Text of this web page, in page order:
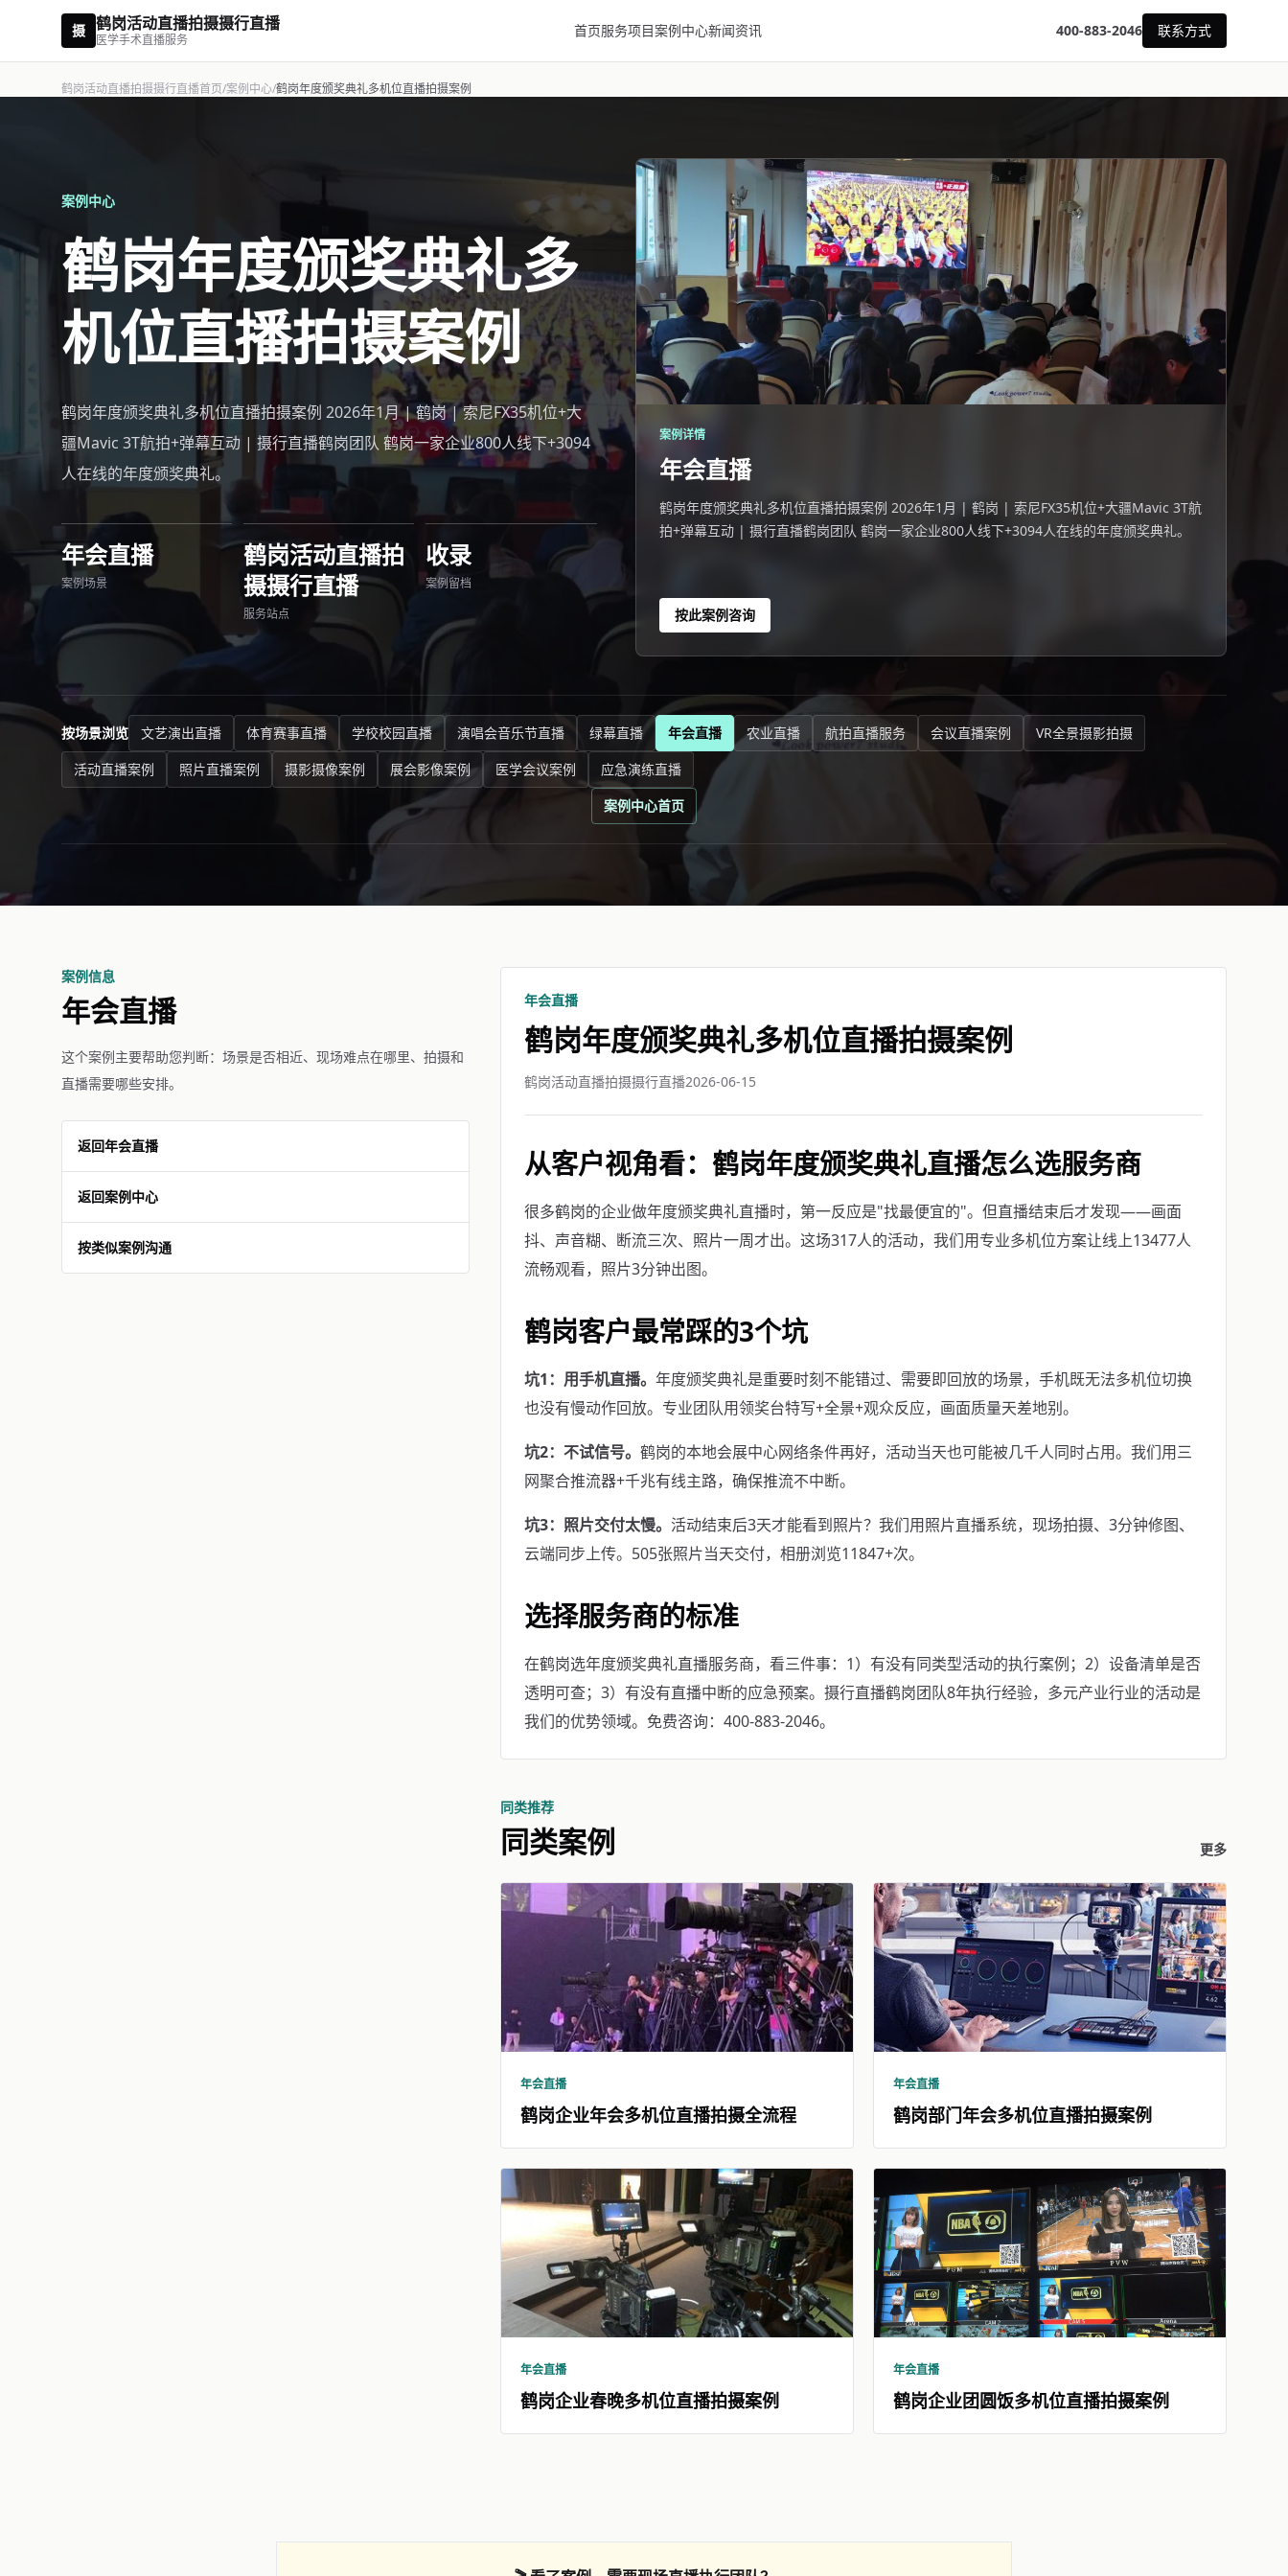
摄 鹤岗活动直播拍摄摄行直播
医学手术直播服务
首页服务项目案例中心新闻资讯 400-883-2046 联系方式
鹤岗活动直播拍摄摄行直播首页/案例中心/鹤岗年度颁奖典礼多机位直播拍摄案例
案例中心
鹤岗年度颁奖典礼多
机位直播拍摄案例
鹤岗年度颁奖典礼多机位直播拍摄案例 2026年1月 | 鹤岗 | 索尼FX35机位+大
疆Mavic 3T航拍+弹幕互动 | 摄行直播鹤岗团队 鹤岗一家企业800人线下+3094
人在线的年度颁奖典礼。
年会直播
案例场景
鹤岗活动直播拍
摄摄行直播
服务站点
收录
案例留档
案例详情
年会直播
鹤岗年度颁奖典礼多机位直播拍摄案例 2026年1月 | 鹤岗 | 索尼FX35机位+大疆Mavic 3T航
拍+弹幕互动 | 摄行直播鹤岗团队 鹤岗一家企业800人线下+3094人在线的年度颁奖典礼。
按此案例咨询
按场景浏览 文艺演出直播 体育赛事直播 学校校园直播 演唱会音乐节直播 绿幕直播 年会直播 农业直播 航拍直播服务 会议直播案例
VR全景摄影拍摄
活动直播案例
照片直播案例 摄影摄像案例 展会影像案例 医学会议案例
应急演练直播
案例中心首页
案例信息
年会直播
这个案例主要帮助您判断：场景是否相近、现场难点在哪里、拍摄和
直播需要哪些安排。
返回年会直播
返回案例中心
按类似案例沟通
年会直播
鹤岗年度颁奖典礼多机位直播拍摄案例
鹤岗活动直播拍摄摄行直播2026-06-15
从客户视角看：鹤岗年度颁奖典礼直播怎么选服务商
很多鹤岗的企业做年度颁奖典礼直播时，第一反应是"找最便宜的"。但直播结束后才发现——画面
抖、声音糊、断流三次、照片一周才出。这场317人的活动，我们用专业多机位方案让线上13477人
流畅观看，照片3分钟出图。
鹤岗客户最常踩的3个坑
坑1：用手机直播。年度颁奖典礼是重要时刻不能错过、需要即回放的场景，手机既无法多机位切换
也没有慢动作回放。专业团队用领奖台特写+全景+观众反应，画面质量天差地别。
坑2：不试信号。鹤岗的本地会展中心网络条件再好，活动当天也可能被几千人同时占用。我们用三
网聚合推流器+千兆有线主路，确保推流不中断。
坑3：照片交付太慢。 活动结束后3天才能看到照片？我们用照片直播系统，现场拍摄、3分钟修图、
云端同步上传。505张照片当天交付，相册浏览11847+次。
选择服务商的标准
在鹤岗选年度颁奖典礼直播服务商，看三件事：1）有没有同类型活动的执行案例；2）设备清单是否
透明可查；3）有没有直播中断的应急预案。摄行直播鹤岗团队8年执行经验，多元产业行业的活动是
我们的优势领域。免费咨询：400-883-2046。
同类推荐
同类案例 更多
年会直播
鹤岗企业年会多机位直播拍摄全流程
年会直播
鹤岗部门年会多机位直播拍摄案例
年会直播
鹤岗企业春晚多机位直播拍摄案例
年会直播
鹤岗企业团圆饭多机位直播拍摄案例